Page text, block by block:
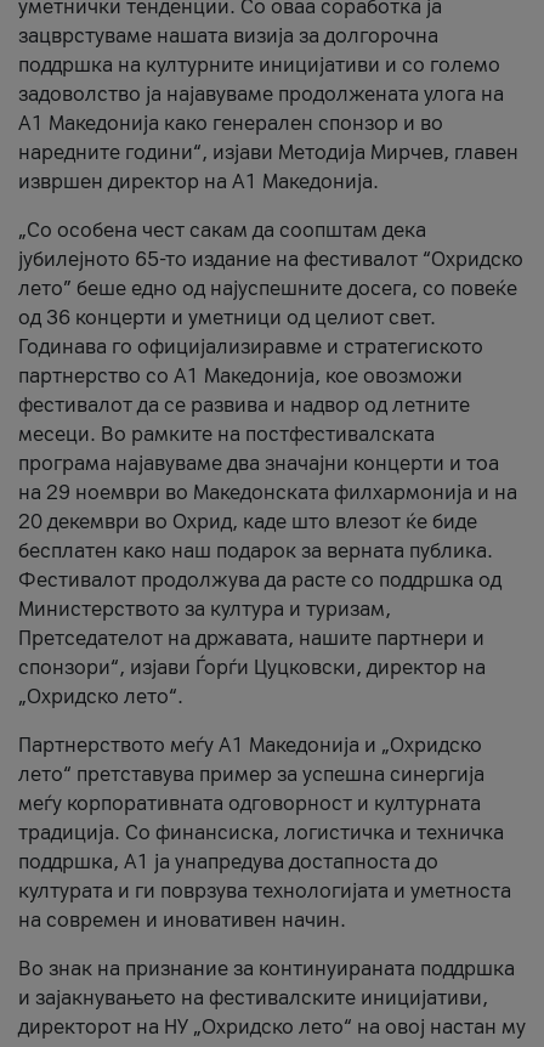
уметнички тенденции. Со оваа соработка ја
зацврстуваме нашата визија за долгорочна
поддршка на културните иницијативи и со големо
задоволство ја најавуваме продолжената улога на
A1 Македонија како генерален спонзор и во
наредните години“, изјави Методија Мирчев, главен
извршен директор на A1 Македонија.
„Со особена чест сакам да соопштам дека
јубилејното 65-то издание на фестивалот “Охридско
лето” беше едно од најуспешните досега, со повеќе
од 36 концерти и уметници од целиот свет.
Годинава го официјализиравме и стратегиското
партнерство со А1 Македонија, кое овозможи
фестивалот да се развива и надвор од летните
месеци. Во рамките на постфестивалската
програма најавуваме два значајни концерти и тоа
на 29 ноември во Македонската филхармонија и на
20 декември во Охрид, каде што влезот ќе биде
бесплатен како наш подарок за верната публика.
Фестивалот продолжува да расте со поддршка од
Министерството за култура и туризам,
Претседателот на државата, нашите партнери и
спонзори“, изјави Ѓорѓи Цуцковски, директор на
„Охридско лето“.
Партнерството меѓу A1 Македонија и „Охридско
лето“ претставува пример за успешна синергија
меѓу корпоративната одговорност и културната
традиција. Со финансиска, логистичка и техничка
поддршка, A1 ја унапредува достапноста до
културата и ги поврзува технологијата и уметноста
на современ и иновативен начин.
Во знак на признание за континуираната поддршка
и зајакнувањето на фестивалските иницијативи,
директорот на НУ „Охридско лето“ на овој настан му